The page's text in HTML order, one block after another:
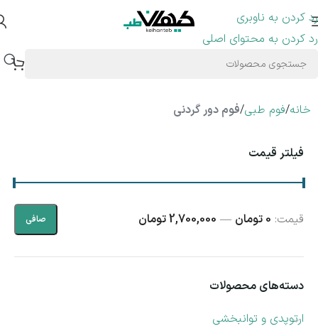
رد کردن به ناوبری
رد کردن به محتوای اصلی
خانه/فوم طبی/فوم دور گردنی
فیلتر قیمت
صافی قيمت: 0 تومان — 2,700,000 تومان
دسته‌های محصولات
ارتوپدی و توانبخشی